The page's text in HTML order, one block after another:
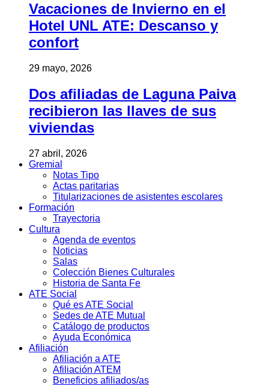
Vacaciones de Invierno en el
Hotel UNL ATE: Descanso y
confort
29 mayo, 2026
Dos afiliadas de Laguna Paiva
recibieron las llaves de sus
viviendas
27 abril, 2026
Gremial
Notas Tipo
Actas paritarias
Titularizaciones de asistentes escolares
Formación
Trayectoria
Cultura
Agenda de eventos
Noticias
Salas
Colección Bienes Culturales
Historia de Santa Fe
ATE Social
Qué es ATE Social
Sedes de ATE Mutual
Catálogo de productos
Ayuda Económica
Afiliación
Afiliación a ATE
Afiliación ATEM
Beneficios afiliados/as